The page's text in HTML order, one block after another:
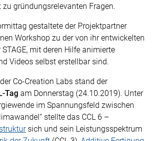
zu gründungsrelevanten Fragen.
gestaltete der Projektpartner
Workshop zu der von ihr entwickelten
mit deren Hilfe animierte
Videos selbst erstellbar sind.
Co-Creation Labs stand der
Tag am Donnerstag (24.10.2019). Unter
im Spannungsfeld zwischen
stellte das CCL 6 –
sich und sein Leistungsspektrum